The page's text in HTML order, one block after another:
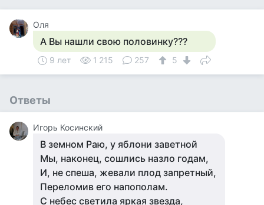
Оля
А Вы нашли свою половинку???
9 лет 1 215 257 5
Ответы
Игорь Косинский
В земном Раю, у яблони заветной
Мы, наконец, сошлись назло годам,
И, не спеша, жевали плод запретный,
Переломив его напополам.
С небес светила яркая звезда,